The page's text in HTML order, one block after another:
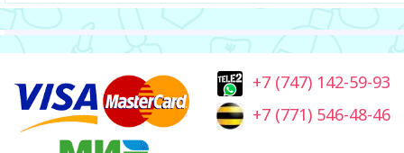
+7 (747) 142-59-93
+7 (771) 546-48-46